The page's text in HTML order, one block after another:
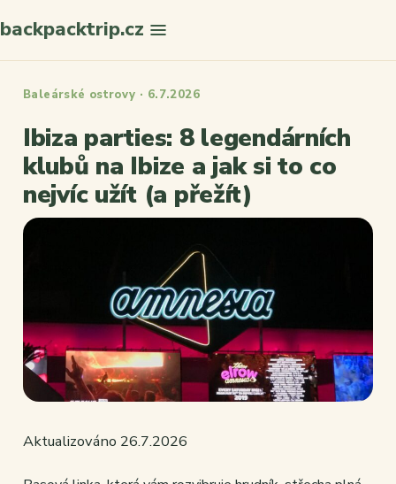
backpacktrip.cz
Baleárské ostrovy · 6.7.2026
Ibiza parties: 8 legendárních
klubů na Ibize a jak si to co
nejvíc užít (a přežít)
Aktualizováno 26.7.2026